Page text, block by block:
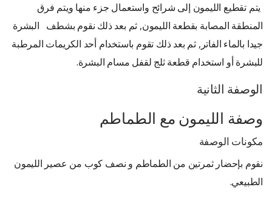
يتم تقطيع الليمون إلى شرائح واستعمال جزء منها ويتم فرق
المنطقة المصابة بقطعة الليمون, ثم بعد ذلك نقوم بشطف البشرة
جيدا بالماء الفاتر, ثم بعد ذلك تقوم باستخدام أحد الكريمات المرطبة
للبشرة أو استخدام قطعة ثلج لقفل مسام البشرة.
الوصفة الثانية
وصفة الليمون مع الطماطم
مكونات الوصفة
نقوم بإحضار ثمرتين من الطماطم و نصف كوب من عصير الليمون
الطبيعي.